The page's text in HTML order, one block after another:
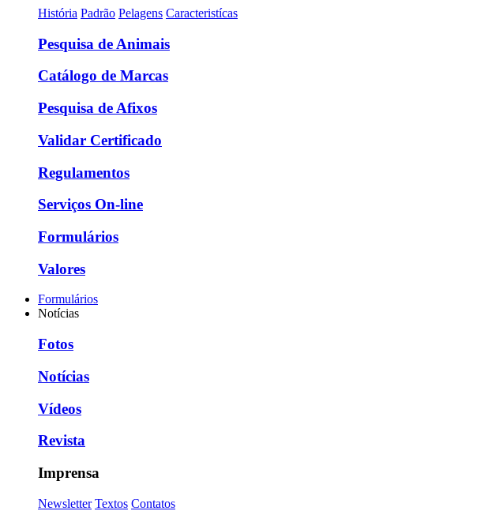
História Padrão Pelagens Caracteristícas
Pesquisa de Animais
Catálogo de Marcas
Pesquisa de Afixos
Validar Certificado
Regulamentos
Serviços On-line
Formulários
Valores
Formulários
Notícias
Fotos
Notícias
Vídeos
Revista
Imprensa
Newsletter Textos Contatos